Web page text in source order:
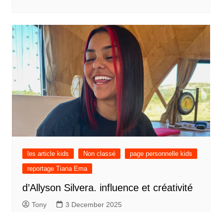
les article kids Non classé
page personnelle kids
reportage Tiana Ema
d’Allyson Silvera. influence et créativité
Tony 3 December 2025